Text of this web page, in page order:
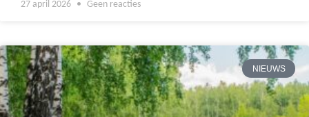
27 april 2026 Geen reacties
NIEUWS